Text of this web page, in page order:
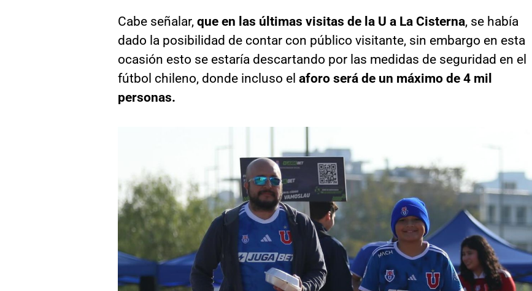
Cabe señalar, que en las últimas visitas de la U a La Cisterna, se había
dado la posibilidad de contar con público visitante, sin embargo en esta
ocasión esto se estaría descartando por las medidas de seguridad en el
fútbol chileno, donde incluso el aforo será de un máximo de 4 mil
personas.